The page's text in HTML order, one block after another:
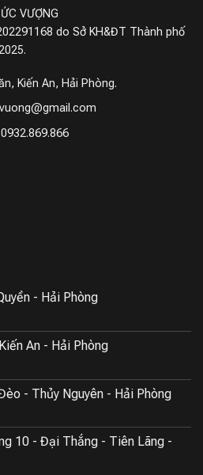
hiện những mối nguy hiểm
cách chính xác mà còn tránh
chóng và chính xác trước các
hóc mà còn đảm bảo
có thể làm sạch một cách
sót bất kỳ khu vực nào, kể cả
điều khiển tiện lợi
thể kết nối và điều khiển dễ
với giao diện trực quan và
này bạn có thể lập lịch làm
theo dõi quá trình làm việc
nằm gọn trong lòng bàn tay
VƯỢNG
do Sở KH&ĐT Thành phố
Kiến An, Hải Phòng.
- Hải Phòng
An - Hải Phòng
- Thủy Nguyên - Hải Phòng
10 - Đại Thắng - Tiên Lãng -